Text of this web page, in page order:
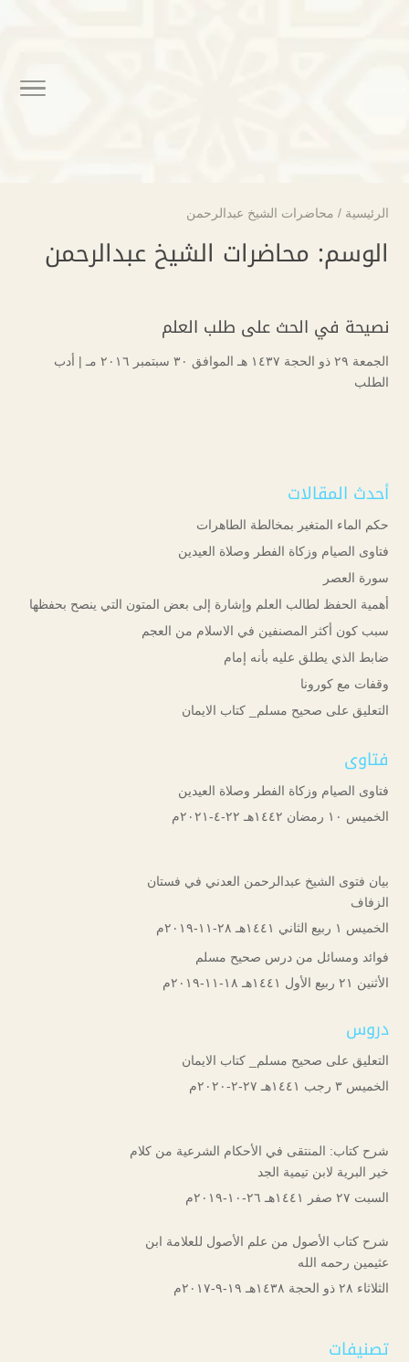
الرئيسية / محاضرات الشيخ عبدالرحمن
الوسم: محاضرات الشيخ عبدالرحمن
نصيحة في الحث على طلب العلم
الجمعة ۲۹ ذو الحجة ۱٤۳۷ هـ الموافق ۳۰ سبتمبر ۲۰۱٦ مـ |
أدب
الطلب
أحدث المقالات
حكم الماء المتغير بمخالطة الطاهرات
فتاوى الصيام وزكاة الفطر وصلاة العيدين
سورة العصر
أهمية الحفظ لطالب العلم وإشارة إلى بعض المتون التي ينصح بحفظها
سبب كون أكثر المصنفين في الاسلام من العجم
ضابط الذي يطلق عليه بأنه إمام
وقفات مع كورونا
التعليق على صحيح مسلم_ كتاب الايمان
فتاوى
فتاوى الصيام وزكاة الفطر وصلاة العيدين
الخميس ۱۰ رمضان ۱٤٤۲هـ ۲۲-٤-۲۰۲۱م
بيان فتوى الشيخ عبدالرحمن العدني في فستان
الزفاف
الخميس ۱ ربيع الثاني ۱٤٤۱هـ ۲۸-۱۱-۲۰۱۹م
فوائد ومسائل من درس صحيح مسلم
الأثنين ۲۱ ربيع الأول ۱٤٤۱هـ ۱۸-۱۱-۲۰۱۹م
دروس
التعليق على صحيح مسلم_ كتاب الايمان
الخميس ۳ رجب ۱٤٤۱هـ ۲۷-۲-۲۰۲۰م
شرح كتاب: المنتقى في الأحكام الشرعية من كلام
خير البرية لابن تيمية الجد
السبت ۲۷ صفر ۱٤٤۱هـ ۲٦-۱۰-۲۰۱۹م
شرح كتاب الأصول من علم الأصول للعلامة ابن
عثيمين رحمه الله
الثلاثاء ۲۸ ذو الحجة ۱٤۳۸هـ ۱۹-۹-۲۰۱۷م
تصنيفات